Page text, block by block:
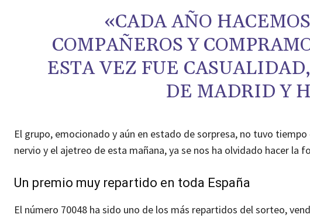
«CADA AÑO
COMPAÑEROS Y
ESTA VEZ FUE
DE MADRID Y
El grupo, emocionado y aún en estado de sorpresa, no tuvo
nervio y el ajetreo de esta mañana, ya se nos ha olvidado hacer la
Un premio muy repartido en toda España
El número 70048 ha sido uno de los más repartidos del sorteo,